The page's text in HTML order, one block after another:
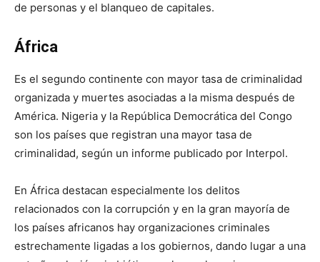
de personas y el blanqueo de capitales.
África
Es el segundo continente con mayor tasa de criminalidad
organizada y muertes asociadas a la misma después de
América. Nigeria y la República Democrática del Congo
son los países que registran una mayor tasa de
criminalidad, según un informe publicado por Interpol.
En África destacan especialmente los delitos
relacionados con la corrupción y en la gran mayoría de
los países africanos hay organizaciones criminales
estrechamente ligadas a los gobiernos, dando lugar a una